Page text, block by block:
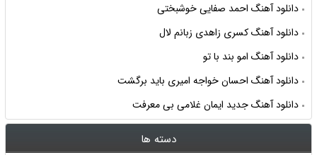
دانلود آهنگ احمد صفایی خوشبختی
دانلود آهنگ کسری زاهدی زبانم لال
دانلود آهنگ امو بند با تو
دانلود آهنگ احسان خواجه امیری باید برگشت
دانلود آهنگ جدید ایمان غلامی بی معرفت
دسته ها